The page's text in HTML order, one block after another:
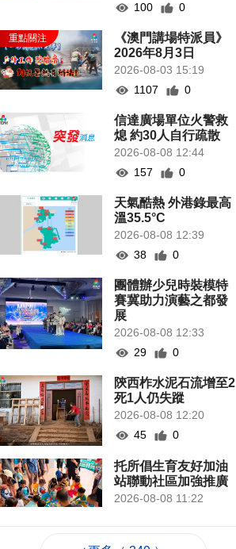
100
0
《澳門講場特派員》
2026年8月3日
2026-08-03 15:19
1107
0
信達廣場單位火警救
熄 約30人自行疏散
2026-08-08 12:44
157
0
天氣酷熱 外港錄最高
溫35.5°C
2026-08-08 12:39
38
0
團體辦少兒時裝模特
賽冀助力演藝之都發
展
2026-08-08 12:33
29
0
陝西柞水泥石流增至2
死1人仍失蹤
2026-08-08 12:20
45
0
托所倡生育友好加油
站聯動社區加強推廣
2026-08-08 11:22